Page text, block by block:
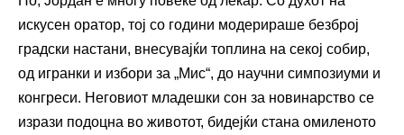
искусен оратор, тој со години модерираше безброј
градски настани, внесувајќи топлина на секој собир,
од игранки и избори за „Мис“, до научни симпозиуми и
конгреси. Неговиот младешки сон за новинарство се
изрази подоцна во животот, бидејќи стана омиленото